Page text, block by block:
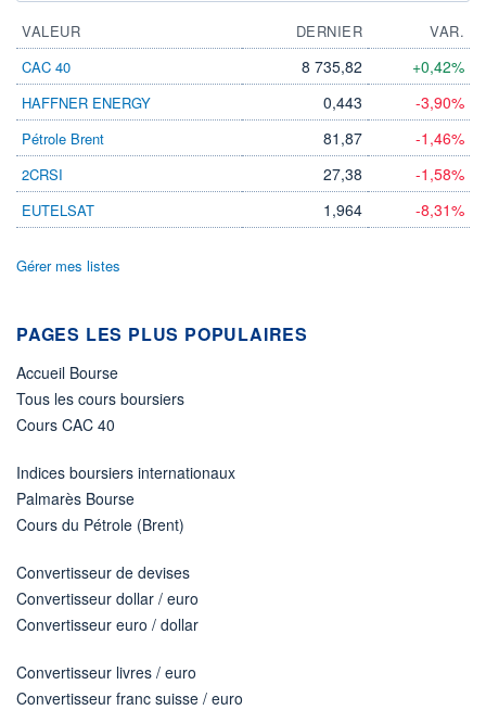
VALEUR DERNIER
VAR.
CAC 40
8 735,82 +0,42%
HAFFNER ENERGY 0,443 -3,90%
Pétrole Brent 81,87 -1,46%
2CRSI 27,38 -1,58%
EUTELSAT 1,964 -8,31%
Gérer mes listes
PAGES LES PLUS POPULAIRES
Accueil Bourse
Tous les cours boursiers
Cours CAC 40
Indices boursiers internationaux
Palmarès Bourse
Cours du Pétrole (Brent)
Convertisseur de devises
Convertisseur dollar / euro
Convertisseur euro / dollar
Convertisseur livres / euro
Convertisseur franc suisse / euro